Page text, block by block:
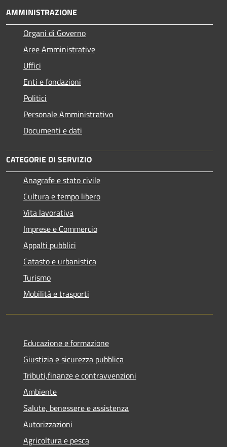
AMMINISTRAZIONE
Organi di Governo
Aree Amministrative
Uffici
Enti e fondazioni
Politici
Personale Amministrativo
Documenti e dati
CATEGORIE DI SERVIZIO
Anagrafe e stato civile
Cultura e tempo libero
Vita lavorativa
Imprese e Commercio
Appalti pubblici
Catasto e urbanistica
Turismo
Mobilità e trasporti
Educazione e formazione
Giustizia e sicurezza pubblica
Tributi,finanze e contravvenzioni
Ambiente
Salute, benessere e assistenza
Autorizzazioni
Agricoltura e pesca